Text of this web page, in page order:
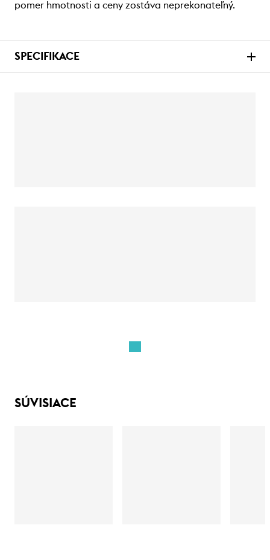
pomer hmotnosti a ceny zostáva neprekonateľný.
SPECIFIKACE
SÚVISIACE